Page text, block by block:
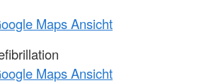
Maps Ansicht
Maps Ansicht